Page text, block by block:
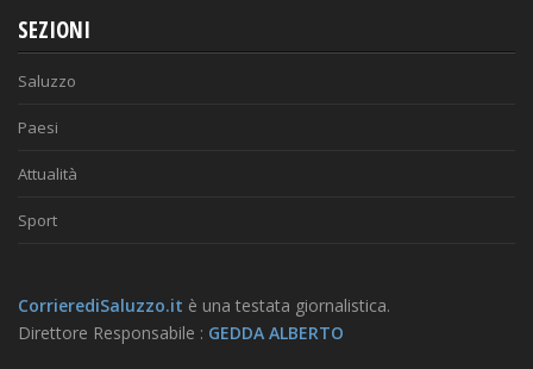
SEZIONI
Saluzzo
Paesi
Attualità
Sport
CorrierediSaluzzo.it è una testata giornalistica.
Direttore Responsabile : GEDDA ALBERTO